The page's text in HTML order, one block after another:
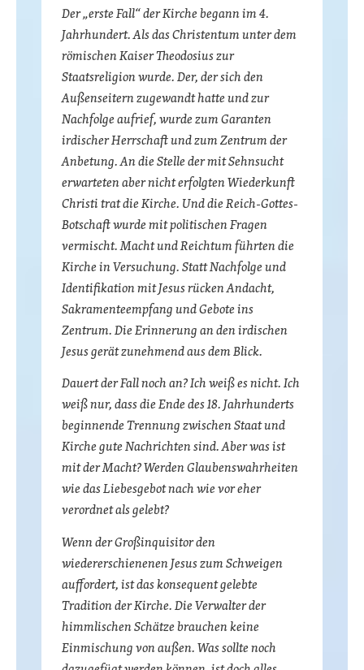
Der „erste Fall“ der Kirche begann im 4.
Jahrhundert. Als das Christentum unter dem
römischen Kaiser Theodosius zur
Staatsreligion wurde. Der, der sich den
Außenseitern zugewandt hatte und zur
Nachfolge aufrief, wurde zum Garanten
irdischer Herrschaft und zum Zentrum der
Anbetung. An die Stelle der mit Sehnsucht
erwarteten aber nicht erfolgten Wiederkunft
Christi trat die Kirche. Und die Reich-Gottes-
Botschaft wurde mit politischen Fragen
vermischt. Macht und Reichtum führten die
Kirche in Versuchung. Statt Nachfolge und
Identifikation mit Jesus rücken Andacht,
Sakramenteempfang und Gebote ins
Zentrum. Die Erinnerung an den irdischen
Jesus gerät zunehmend aus dem Blick.
Dauert der Fall noch an? Ich weiß es nicht. Ich
weiß nur, dass die Ende des 18. Jahrhunderts
beginnende Trennung zwischen Staat und
Kirche gute Nachrichten sind. Aber was ist
mit der Macht? Werden Glaubenswahrheiten
wie das Liebesgebot nach wie vor eher
verordnet als gelebt?
Wenn der Großinquisitor den
wiedererschienenen Jesus zum Schweigen
auffordert, ist das konsequent gelebte
Tradition der Kirche. Die Verwalter der
himmlischen Schätze brauchen keine
Einmischung von außen. Was sollte noch